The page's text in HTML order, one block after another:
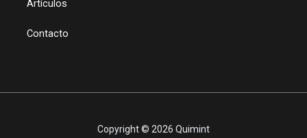
Artículos
Contacto
Copyright © 2026 Quimint